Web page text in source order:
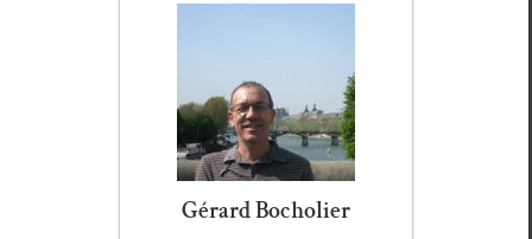
Gérard Bocholier